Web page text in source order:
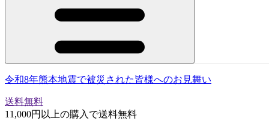
令和8年熊本地震で被災された皆様へのお見舞い
送料無料
11,000円以上の購入で送料無料